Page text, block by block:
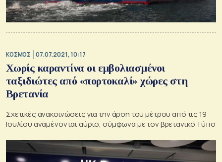
ΚΟΣΜΟΣ 07.07.2021, 10:17
Χωρίς καραντίνα οι εμβολιασμένοι
ταξιδιώτες από «πορτοκαλί» χώρες στη
Βρετανία
Σχετικές ανακοινώσεις για την άρση του μέτρου από τις 19
Ιουλίου αναμένονται αύριο, σύμφωνα με τον βρετανικό Τύπο